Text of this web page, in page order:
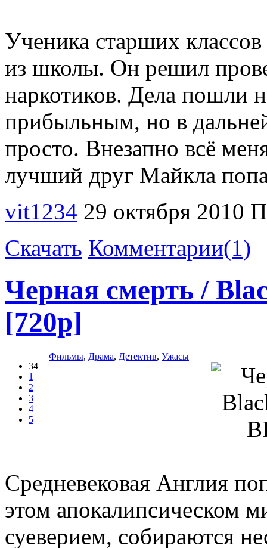
Ученика старших
из школы. Он решил
наркотиков. Дела пошли
прибыльным, но в
просто. Внезапно всё
лучший друг Майкла
vit1234 29 октября 2010
Скачать Комментарии(1)
Черная смерть /
[720p]
34
1
2
3
4
5
Фильмы, Драма, Детектив, Ужасы
Средневековая Англия
этом апокалипсическом
суеверием, собираются